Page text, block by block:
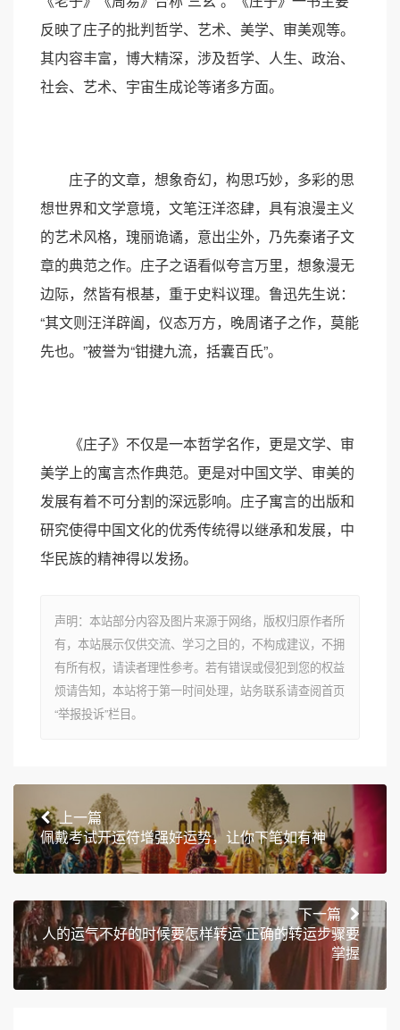
反映了庄子的批判哲学、艺术、美学、审美观等。
其内容丰富，博大精深，涉及哲学、人生、政治、
社会、艺术、宇宙生成论等诸多方面。
庄子的文章，想象奇幻，构思巧妙，多彩的思
想世界和文学意境，文笔汪洋恣肆，具有浪漫主义
的艺术风格，瑰丽诡谲，意出尘外，乃先秦诸子文
章的典范之作。庄子之语看似夸言万里，想象漫无
边际，然皆有根基，重于史料议理。鲁迅先生说：
“其文则汪洋辟阖，仪态万方，晚周诸子之作，莫能
先也。”被誉为“钳揵九流，括囊百氏”。
《庄子》不仅是一本哲学名作，更是文学、审
美学上的寓言杰作典范。更是对中国文学、审美的
发展有着不可分割的深远影响。庄子寓言的出版和
研究使得中国文化的优秀传统得以继承和发展，中
华民族的精神得以发扬。
声明：本站部分内容及图片来源于网络，版权归原作者所
有，本站展示仅供交流、学习之目的，不构成建议，不拥
有所有权，请读者理性参考。若有错误或侵犯到您的权益
烦请告知，本站将于第一时间处理，站务联系请查阅首页
“举报投诉”栏目。
上一篇
佩戴考试开运符增强好运势，让你下笔如有神
下一篇
人的运气不好的时候要怎样转运 正确的转运步骤要
掌握